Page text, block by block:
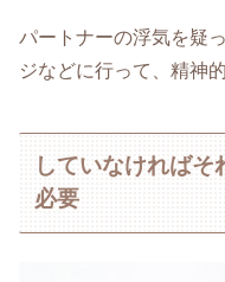
パートナーの浮気を疑
ジなどに行って、精神
していなければそ
必要